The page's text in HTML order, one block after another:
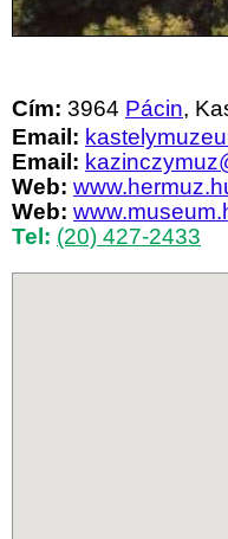
Cím: 3964 Pácin,
Email:
Email:
Web:
Web:
Tel: (20) 427-2433